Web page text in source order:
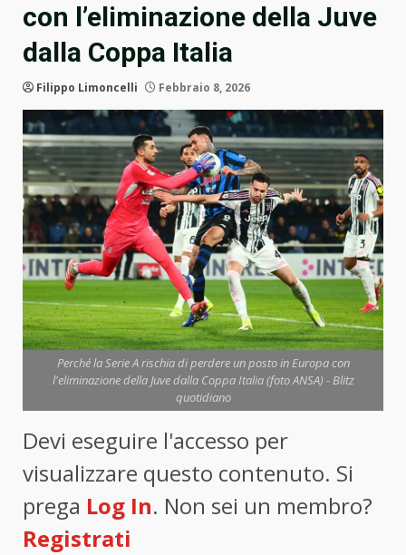
con l’eliminazione della Juve
dalla Coppa Italia
Filippo Limoncelli Febbraio 8, 2026
Perché la Serie A rischia di perdere un posto in Europa con
l'eliminazione della Juve dalla Coppa Italia (foto ANSA) - Blitz
quotidiano
Devi eseguire l'accesso per
visualizzare questo contenuto. Si
prega Log In. Non sei un membro?
Registrati